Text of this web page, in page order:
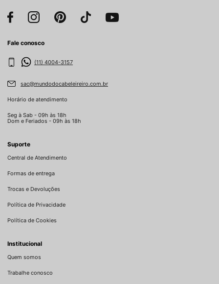
Fale conosco
(11) 4004-3157
sac@mundodocabeleireiro.com.br
Horário de atendimento
Seg à Sab - 09h às 18h
Dom e Feriados - 09h às 18h
Suporte
Central de Atendimento
Formas de entrega
Trocas e Devoluções
Política de Privacidade
Política de Cookies
Institucional
Quem somos
Trabalhe conosco